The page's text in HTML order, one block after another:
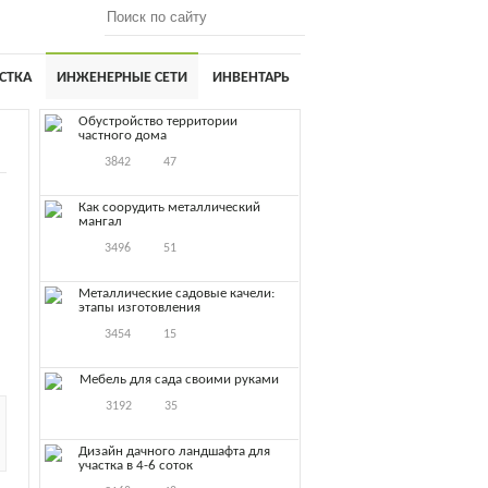
ИНЖЕНЕРНЫЕ СЕТИ ИНВЕНТАРЬ
Обустройство территории
частного дома
3842 47
Как соорудить металлический
мангал
3496 51
Металлические садовые качели:
этапы изготовления
3454 15
Мебель для сада своими руками
3192 35
Дизайн дачного ландшафта для
участка в 4-6 соток